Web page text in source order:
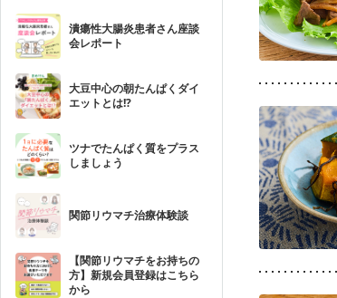
潰瘍性大腸炎患者さん座談
会レポート
大豆中心の朝たんぱくダイ
エットとは!?
ツナでたんぱく質をプラス
しましょう
関節リウマチ治療体験談
【関節リウマチをお持ちの
方】新規会員登録はこちら
から